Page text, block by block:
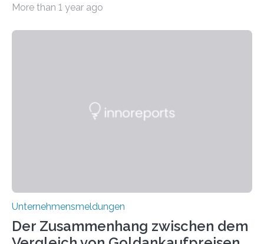
psychoaktive THC (Tetrahydrocannabinol) enthält CBD
Forschung und welche Entwicklungen gibt es auf
More than 1 year ago
Unternehmensmeldungen
Der Zusammenhang zwischen dem